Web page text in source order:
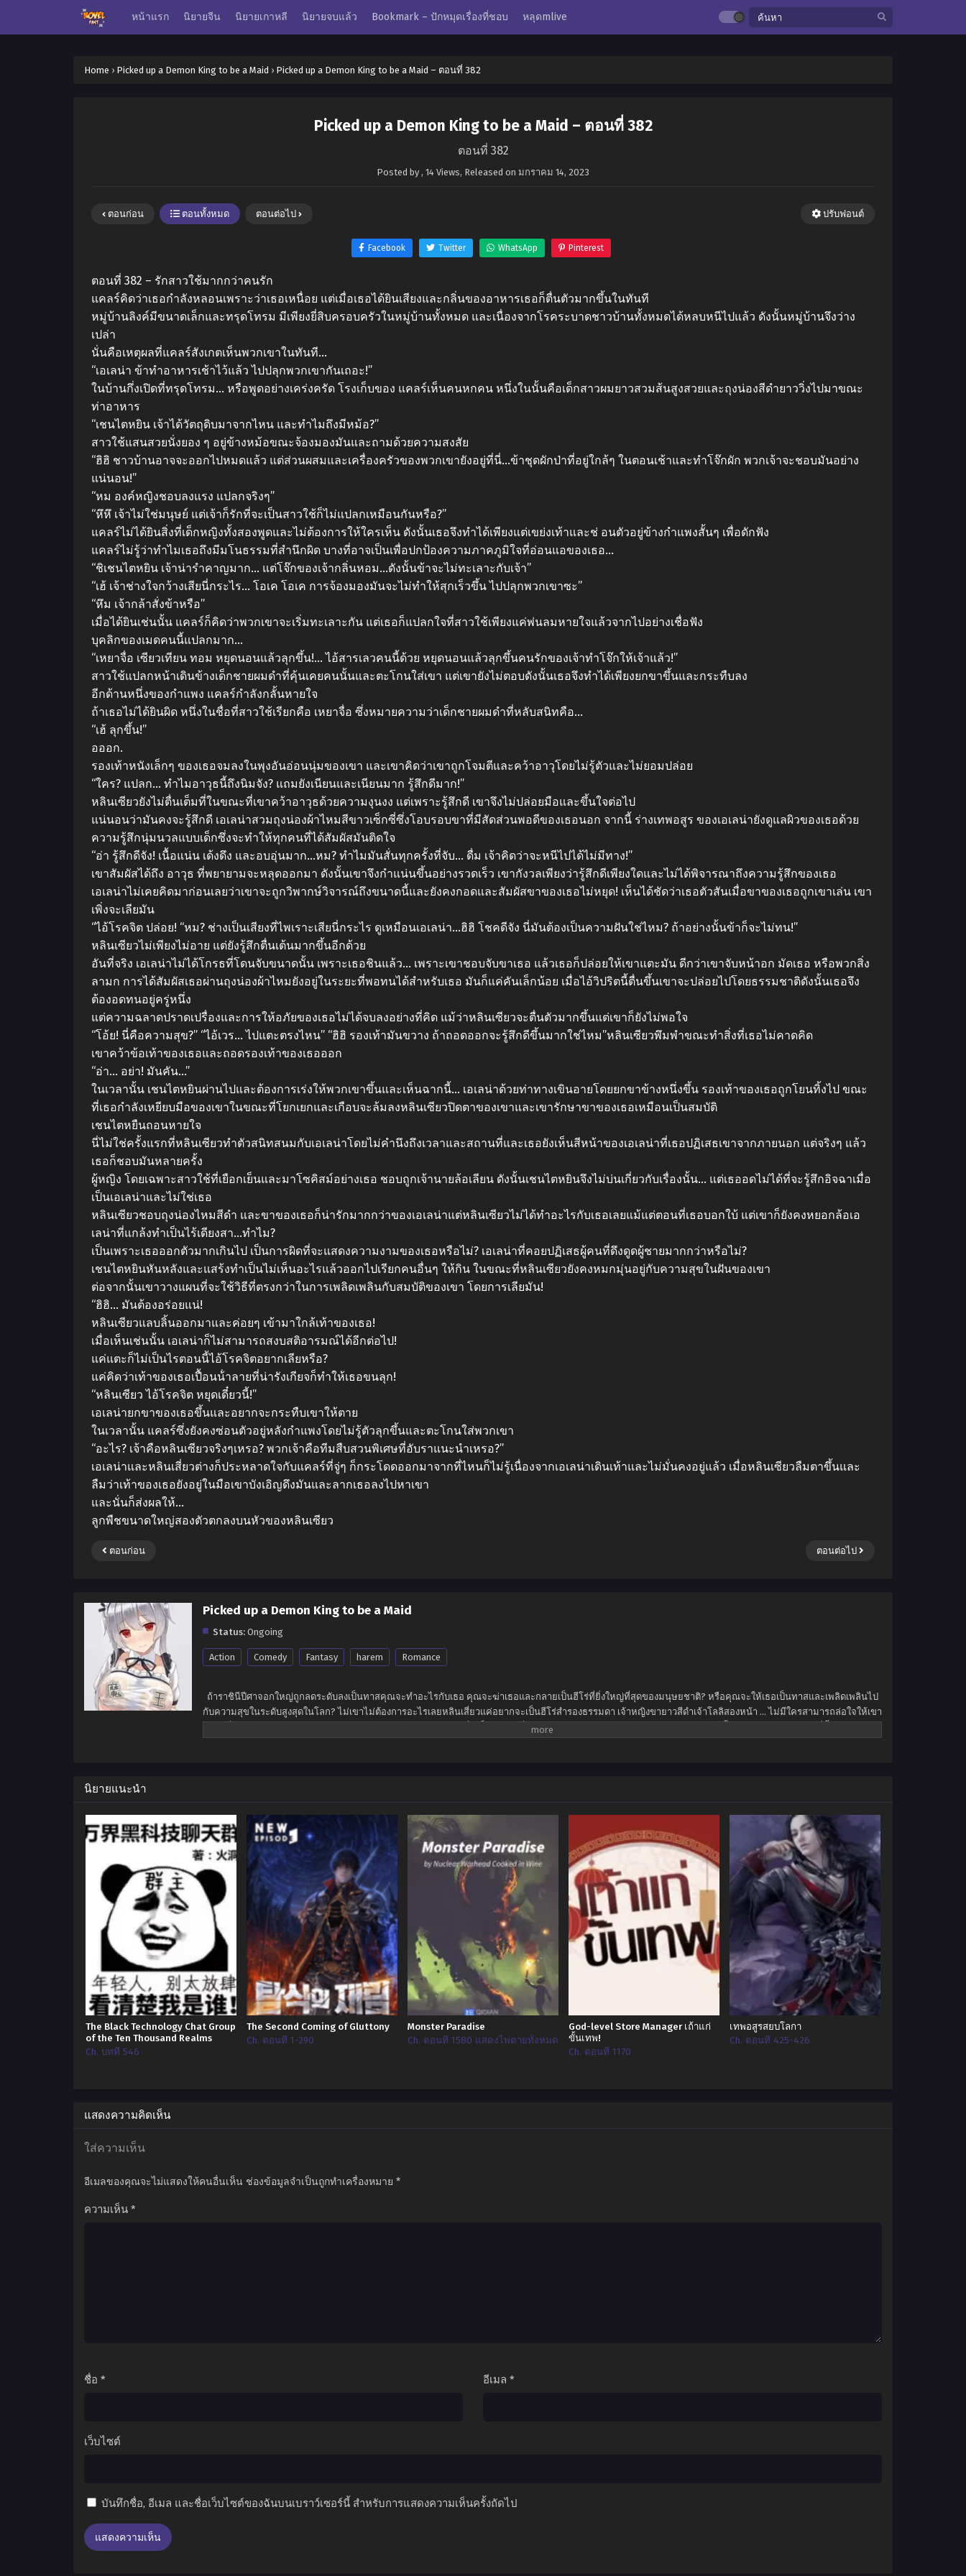
หน้าแรก นิยายจีน นิยายเกาหลี นิยายจบแล้ว Bookmark – ปักหมุดเรื่องที่ชอบ หลุดmlive
Home › Picked up a Demon King to be a Maid › Picked up a Demon King to be a Maid – ตอนที่ 382
Picked up a Demon King to be a Maid – ตอนที่ 382
ตอนที่ 382
Posted by , 14 Views, Released on มกราคม 14, 2023
ตอนก่อน ตอนทั้งหมด ตอนต่อไป ปรับฟอนต์
Facebook Twitter WhatsApp Pinterest
ตอนที่ 382 – รักสาวใช้มากกว่าคนรัก
แคลร์คิดว่าเธอกําลังหลอนเพราะว่าเธอเหนื่อย แต่เมื่อเธอได้ยินเสียงและกลิ่นของอาหารเธอก็ตื่นตัวมากขึ้นในทันที
หมู่บ้านลิงค์มีขนาดเล็กและทรุดโทรม มีเพียงยี่สิบครอบครัวในหมู่บ้านทั้งหมด และเนื่องจากโรคระบาดชาวบ้านทั้งหมดได้หลบหนีไปแล้ว ดังนั้นหมู่บ้านจึงว่าง
เปล่า
นั่นคือเหตุผลที่แคลร์สังเกตเห็นพวกเขาในทันที…
“เอเลน่า ข้าทําอาหารเช้าไว้แล้ว ไปปลุกพวกเขากันเถอะ!”
ในบ้านกึ่งเปิดที่ทรุดโทรม… หรือพูดอย่างเคร่งครัด โรงเก็บของ แคลร์เห็นคนหกคน หนึ่งในนั้นคือเด็กสาวผมยาวสวมส้นสูงสวยและถุงน่องสีดํายาววิ่งไปมาขณะ
ท่าอาหาร
“เชนไตหยิน เจ้าได้วัตถุดิบมาจากไหน และทําไมถึงมีหม้อ?”
สาวใช้แสนสวยนั่งยอง ๆ อยู่ข้างหม้อขณะจ้องมองมันและถามด้วยความสงสัย
“ฮิฮิ ชาวบ้านอาจจะออกไปหมดแล้ว แต่ส่วนผสมและเครื่องครัวของพวกเขายังอยู่ที่นี่…ข้าชุดผักป่าที่อยู่ใกล้ๆ ในตอนเช้าและทําโจ๊กผัก พวกเจ้าจะชอบมันอย่าง
แน่นอน!”
“หม องค์หญิงชอบลงแรง แปลกจริงๆ”
“หึหึ เจ้าไม่ใช่มนุษย์ แต่เจ้าก็รักที่จะเป็นสาวใช้ก็ไม่แปลกเหมือนกันหรือ?”
แคลร์ไม่ได้ยินสิ่งที่เด็กหญิงทั้งสองพูดและไม่ต้องการให้ใครเห็น ดังนั้นเธอจึงทําได้เพียงแต่เขย่งเท้าและช่ อนตัวอยู่ข้างกําแพงสั้นๆ เพื่อดักฟัง
แคลร์ไม่รู้ว่าทําไมเธอถึงมีมโนธรรมที่สํานึกผิด บางที่อาจเป็นเพื่อปกป้องความภาคภูมิใจที่อ่อนแอของเธอ…
“ชิเชนไตหยิน เจ้าน่ารําคาญมาก… แต่โจ๊กของเจ้ากลิ่นหอม…ดังนั้นข้าจะไม่ทะเลาะกับเจ้า”
“เฮ้ เจ้าช่างใจกว้างเสียนี่กระไร… โอเค โอเค การจ้องมองมันจะไม่ทําให้สุกเร็วขึ้น ไปปลุกพวกเขาซะ”
“หึม เจ้ากล้าสั่งข้าหรือ”
เมื่อได้ยินเช่นนั้น แคลร์ก็คิดว่าพวกเขาจะเริ่มทะเลาะกัน แต่เธอก็แปลกใจที่สาวใช้เพียงแค่พ่นลมหายใจแล้วจากไปอย่างเชื่อฟัง
บุคลิกของเมดคนนี้แปลกมาก…
“เหยาจื่อ เซียวเทียน ทอม หยุดนอนแล้วลุกขึ้น!… ไอ้สารเลวคนนี้ด้วย หยุดนอนแล้วลุกขึ้นคนรักของเจ้าทําโจ๊กให้เจ้าแล้ว!”
สาวใช้แปลกหน้าเดินข้างเด็กชายผมดําที่คุ้นเคยคนนั้นและตะโกนใส่เขา แต่เขายังไม่ตอบดังนั้นเธอจึงทําได้เพียงยกขาขึ้นและกระทืบลง
อีกด้านหนึ่งของกําแพง แคลร์กําลังกลั้นหายใจ
ถ้าเธอไม่ได้ยินผิด หนึ่งในชื่อที่สาวใช้เรียกคือ เหยาจื่อ ซึ่งหมายความว่าเด็กชายผมดําที่หลับสนิทคือ…
“เฮ้ ลุกขึ้น!”
อออก.
รองเท้าหนังเล็กๆ ของเธอจมลงในพุงอันอ่อนนุ่มของเขา และเขาคิดว่าเขาถูกโจมตีและคว้าอาวุโดยไม่รู้ตัวและไม่ยอมปล่อย
“ใคร? แปลก… ทําไมอาวุธนี้ถึงนิมจัง? แถมยังเนียนและเนียนมาก รู้สึกดีมาก!”
หลินเซียวยังไม่ตื่นเต็มที่ในขณะที่เขาคว้าอาวุธด้วยความงุนงง แต่เพราะรู้สึกดี เขาจึงไม่ปล่อยมือและขึ้นใจต่อไป
แน่นอนว่ามันคงจะรู้สึกดี เอเลน่าสวมถุงน่องผ้าไหมสีขาวเซ็กซี่ซึ่งโอบรอบขาที่มีสัดส่วนพอดีของเธอนอก จากนี้ ร่างเทพอสูร ของเอเลน่ายังดูแลผิวของเธอด้วย
ความรู้สึกนุ่มนวลแบบเด็กซึ่งจะทําให้ทุกคนที่ได้สัมผัสมันติดใจ
“อ่า รู้สึกดีจัง! เนื้อแน่น เด้งดึง และอบอุ่นมาก…หม? ทําไมมันสั่นทุกครั้งที่จับ… ดื่ม เจ้าคิดว่าจะหนีไปได้ไม่มีทาง!”
เขาสัมผัสได้ถึง อาวุธ ที่พยายามจะหลุดออกมา ดังนั้นเขาจึงกําแน่นขึ้นอย่างรวดเร็ว เขากังวลเพียงว่ารู้สึกดีเพียงใดและไม่ได้พิจารณาถึงความรู้สึกของเธอ
เอเลน่าไม่เคยคิดมาก่อนเลยว่าเขาจะถูกวิพากษ์วิจารณ์ถึงขนาดนี้และยังคงกอดและสัมผัสขาของเธอไม่หยุด! เห็นได้ชัดว่าเธอตัวสันเมื่อขาของเธอถูกเขาเล่น เขา
เพิ่งจะเลียมัน
“ไอ้โรคจิต ปล่อย! “หม? ช่างเป็นเสียงที่ไพเราะเสียนี่กระไร ดูเหมือนเอเลน่า…ฮิฮิ โชคดีจัง นี่มันต้องเป็นความฝันใช่ไหม? ถ้าอย่างนั้นข้าก็จะไม่ทน!”
หลินเซียวไม่เพียงไม่อาย แต่ยังรู้สึกตื่นเต้นมากขึ้นอีกด้วย
อันที่จริง เอเลน่าไม่ได้โกรธที่โดนจับขนาดนั้น เพราะเธอชินแล้ว… เพราะเขาชอบจับขาเธอ แล้วเธอก็ปล่อยให้เขาแตะมัน ดีกว่าเขาจับหน้าอก มัดเธอ หรือพวกสิ่ง
ลามก การได้สัมผัสเธอผ่านถุงน่องผ้าไหมยังอยู่ในระยะที่พอทนได้สําหรับเธอ มันก็แค่คันเล็กน้อย เมื่อไอ้วิปริตนี้ตื่นขึ้นเขาจะปล่อยไปโดยธรรมชาติดังนั้นเธอจึง
ต้องอดทนอยู่ครู่หนึ่ง
แต่ความฉลาดปราดเปรื่องและการให้อภัยของเธอไม่ได้จบลงอย่างที่คิด แม้ว่าหลินเซียวจะตื่นตัวมากขึ้นแต่เขาก็ยังไม่พอใจ
“โอ้ย! นี่คือความสุข?” “ไอ้เวร… ไปแตะตรงไหน” “ฮิฮิ รองเท้ามันขวาง ถ้าถอดออกจะรู้สึกดีขึ้นมากใช่ไหม”หลินเซียวพึมพําขณะทําสิ่งที่เธอไม่คาดคิด
เขาคว้าข้อเท้าของเธอและถอดรองเท้าของเธอออก
“อ่า… อย่า! มันคัน…”
ในเวลานั้น เชนไตหยินผ่านไปและต้องการเร่งให้พวกเขาขึ้นและเห็นฉากนี้… เอเลน่าด้วยท่าทางเขินอายโดยยกขาข้างหนึ่งขึ้น รองเท้าของเธอถูกโยนทิ้งไป ขณะ
ที่เธอกําลังเหยียบมือของเขาในขณะที่โยกเยกและเกือบจะล้มลงหลินเซียวปิดตาของเขาและเขารักษาขาของเธอเหมือนเป็นสมบัติ
เชนไตหยืนถอนหายใจ
นี่ไม่ใช่ครั้งแรกที่หลินเซียวทําตัวสนิทสนมกับเอเลน่าโดยไม่คํานึงถึงเวลาและสถานที่และเธอยังเห็นสีหน้าของเอเลน่าที่เธอปฏิเสธเขาจากภายนอก แต่จริงๆ แล้ว
เธอก็ชอบมันหลายครั้ง
ผู้หญิง โดยเฉพาะสาวใช้ที่เยือกเย็นและมาโซคิสม์อย่างเธอ ชอบถูกเจ้านายล้อเลียน ดังนั้นเชนไตหยินจึงไม่บ่นเกี่ยวกับเรื่องนั้น… แต่เธออดไม่ได้ที่จะรู้สึกอิจฉาเมื่อ
เป็นเอเลน่าและไม่ใช่เธอ
หลินเซียวชอบถุงน่องไหมสีดํา และขาของเธอก็น่ารักมากกว่าของเอเลน่าแต่หลินเซียวไม่ได้ทําอะไรกับเธอเลยแม้แต่ตอนที่เธอบอกใบ้ แต่เขาก็ยังคงหยอกล้อเอ
เลน่าที่แกล้งทําเป็นไร้เดียงสา…ทําไม?
เป็นเพราะเธอออกตัวมากเกินไป เป็นการผิดที่จะแสดงความงามของเธอหรือไม่? เอเลน่าที่คอยปฏิเสธผู้คนที่ดึงดูดผู้ชายมากกว่าหรือไม่?
เชนไตหยินหันหลังและแสร้งทําเป็นไม่เห็นอะไรแล้วออกไปเรียกคนอื่นๆ ให้กิน ในขณะที่หลินเซียวยังคงหมกมุ่นอยู่กับความสุขในฝันของเขา
ต่อจากนั้นเขาวางแผนที่จะใช้วิธีที่ตรงกว่าในการเพลิดเพลินกับสมบัติของเขา โดยการเลียมัน!
“ฮิฮิ… มันต้องอร่อยแน่!
หลินเซียวแลบลิ้นออกมาและค่อยๆ เข้ามาใกล้เท้าของเธอ!
เมื่อเห็นเช่นนั้น เอเลน่าก็ไม่สามารถสงบสติอารมณ์ได้อีกต่อไป!
แค่แตะก็ไม่เป็นไรตอนนี้ไอ้โรคจิตอยากเลียหรือ?
แค่คิดว่าเท้าของเธอเปื้อนน้ําลายที่น่ารังเกียจก็ทําให้เธอขนลุก!
“หลินเซียว ไอ้โรคจิต หยุดเดี๋ยวนี้!”
เอเลน่ายกขาของเธอขึ้นและอยากจะกระทืบเขาให้ตาย
ในเวลานั้น แคลร์ซึ่งยังคงซ่อนตัวอยู่หลังกําแพงโดยไม่รู้ตัวลุกขึ้นและตะโกนใส่พวกเขา
“อะไร? เจ้าคือหลินเซียวจริงๆเหรอ? พวกเจ้าคือทีมสืบสวนพิเศษที่อับราแนะนําเหรอ?”
เอเลน่าและหลินเสี่ยวต่างก็ประหลาดใจกับแคลร์ที่จู่ๆ ก็กระโดดออกมาจากที่ไหนก็ไม่รู้เนื่องจากเอเลน่าเดินเท้าและไม่มั่นคงอยู่แล้ว เมื่อหลินเซียวลืมตาขึ้นและ
ลืมว่าเท้าของเธอยังอยู่ในมือเขาบังเอิญดึงมันและลากเธอลงไปหาเขา
และนั่นก็ส่งผลให้…
ลูกพืชขนาดใหญ่สองตัวตกลงบนหัวของหลินเซียว
ตอนก่อน ตอนต่อไป
Picked up a Demon King to be a Maid
Status: Ongoing
Action Comedy Fantasy harem Romance
ถ้าราชินีปีศาจอกใหญ่ถูกลดระดับลงเป็นทาสคุณจะทำอะไรกับเธอ คุณจะฆ่าเธอและกลายเป็นฮีโร่ที่ยิ่งใหญ่ที่สุดของมนุษยชาติ? หรือคุณจะให้เธอเป็นทาสและเพลิดเพลินไป
กับความสุขในระดับสูงสุดในโลก? ไม่เขาไม่ต้องการอะไรเลยหลินเสี่ยวแค่อยากจะเป็นฮีโร่สำรองธรรมดา เจ้าหญิงขายาวสีดำเจ้าโลลิสองหน้า … ไม่มีใครสามารถล่อใจให้เขา
เปลี่ยนอุดมคติอันงดงามของเขาในการกินและรอความตายได้! นั่นเป็นเหตุผลที่คำตอบของเขาคือ -“ ราชินีปีศาจคุณสามารถสวมเสื้อผ้าและรีบออกไปจากที่นี้ได้ไหม?”
นิยายแนะนำ
The Black Technology Chat Group
of the Ten Thousand Realms
Ch. บทที่ 546
The Second Coming of Gluttony
Ch. ตอนที่ 1-290
Monster Paradise
Ch. ตอนที่ 1580 แสดงไพ่ตายทั้งหมด
God-level Store Manager เถ้าแก่
ขั้นเทพ!
Ch. ตอนที่ 1170
เทพอสูรสยบโลกา
Ch. ตอนที่ 425-426
แสดงความคิดเห็น
ใส่ความเห็น
อีเมลของคุณจะไม่แสดงให้คนอื่นเห็น ช่องข้อมูลจำเป็นถูกทำเครื่องหมาย *
ความเห็น *
ชื่อ * อีเมล *
เว็บไซต์
บันทึกชื่อ, อีเมล และชื่อเว็บไซต์ของฉันบนเบราว์เซอร์นี้ สำหรับการแสดงความเห็นครั้งถัดไป